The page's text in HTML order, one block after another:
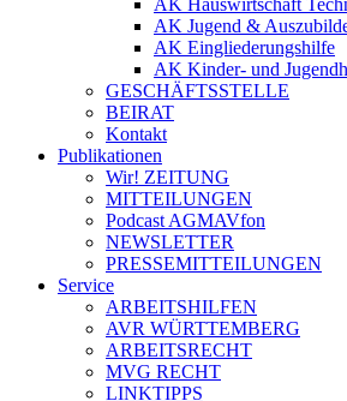
AK Hauswirtschaft
AK Jugend &
AK Eingliederungshilfe
AK Kinder- und
GESCHÄFTSSTELLE
BEIRAT
Kontakt
Publikationen
Wir! ZEITUNG
MITTEILUNGEN
Podcast AGMAVfon
NEWSLETTER
PRESSEMITTEILUNGEN
Service
ARBEITSHILFEN
AVR WÜRTTEMBERG
ARBEITSRECHT
MVG RECHT
LINKTIPPS